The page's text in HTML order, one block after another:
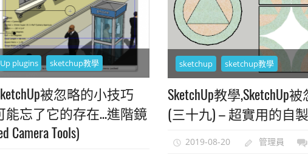
plugins sketchup教學
被忽略的小技巧
能忘了它的存在…進階鏡
Camera Tools)
sketchup sketchup教學
SketchUp教學,SketchUp
(三十九) – 超實用的自
2019-08-20 管理員